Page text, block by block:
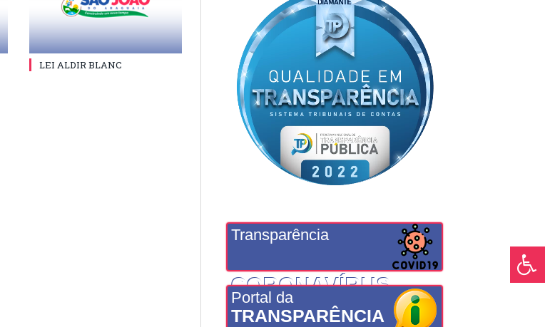
LEI ALDIR BLANC
Transparência
CORONAVÍRUS
Portal da
TRANSPARÊNCIA